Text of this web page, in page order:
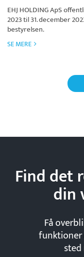
EHJ HOLDING ApS
2023 til 31. december
bestyrelsen.
SE MERE
Find det
din
Få
funktioner